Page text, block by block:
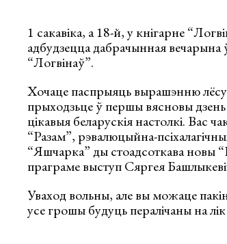
1 сакавіка, а 18-й, у кнігарне
адбудзецца дабрачынная вечарына
“Логвінаў”.
Хочаце паспрыяць вырашэнню
прыходзьце ў першы вясновы дзень
цікавыя беларускія настолкі. Вас
“Разам”, рэвалюцыйна-
“Яшчарка” ды стоадсоткава новы
праграме выступ Сяргея
Уваход вольны, але вы можаце
усе грошы будуць пералічаны на